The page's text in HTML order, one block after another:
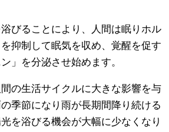
びることにより、人間は眠りホル
抑制して眠気を収め、覚醒を促す
」を分泌させ始めます。
の生活サイクルに大きな影響を与
季節になり雨が長期間降り続ける
を浴びる機会が大幅に少なくなり